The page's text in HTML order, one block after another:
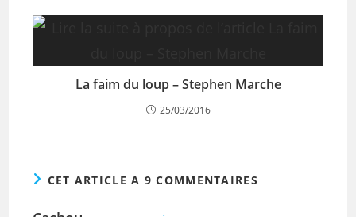
La faim du loup – Stephen Marche
25/03/2016
CET ARTICLE A 9 COMMENTAIRES